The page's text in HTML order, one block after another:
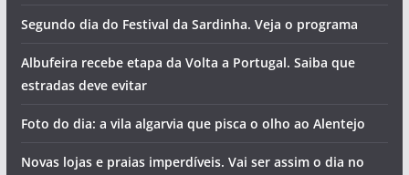
Segundo dia do Festival da Sardinha. Veja o programa
Albufeira recebe etapa da Volta a Portugal. Saiba que
estradas deve evitar
Foto do dia: a vila algarvia que pisca o olho ao Alentejo
Novas lojas e praias imperdíveis. Vai ser assim o dia no